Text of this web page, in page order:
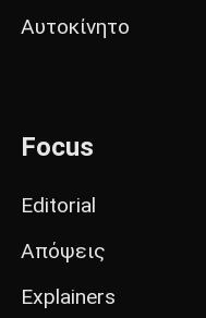
Αυτοκίνητο
Focus
Editorial
Απόψεις
Explainers